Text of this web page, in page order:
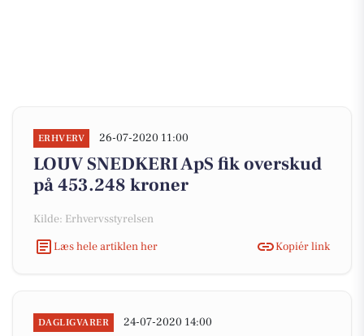
ERHVERV 26-07-2020 11:00
LOUV SNEDKERI ApS fik overskud
på 453.248 kroner
Kilde: Erhvervsstyrelsen
Læs hele artiklen her
Kopiér link
DAGLIGVARER 24-07-2020 14:00